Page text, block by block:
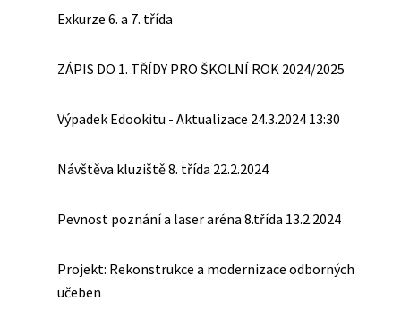
Exkurze 6. a 7. třída
ZÁPIS DO 1. TŘÍDY PRO ŠKOLNÍ ROK 2024/2025
Výpadek Edookitu - Aktualizace 24.3.2024 13:30
Návštěva kluziště 8. třída 22.2.2024
Pevnost poznání a laser aréna 8.třída 13.2.2024
Projekt: Rekonstrukce a modernizace odborných
učeben